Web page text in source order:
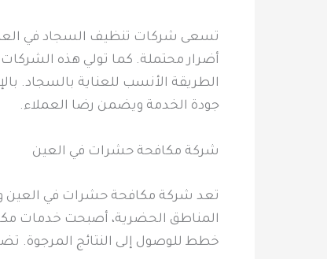
تسعى شركات تنظيف السجاد في العين
أضرار محتملة. كما تولي هذه
الطريقة الأنسب للعناية بالسجاد.
جودة الخدمة ويضمن رضا العملاء.
شركة مكافحة حشرات في العين
تعد شركة مكافحة حشرات في العين
المناطق الحضرية، أصبحت خدمات
خطط للوصول إلى النتائج المرجوة.